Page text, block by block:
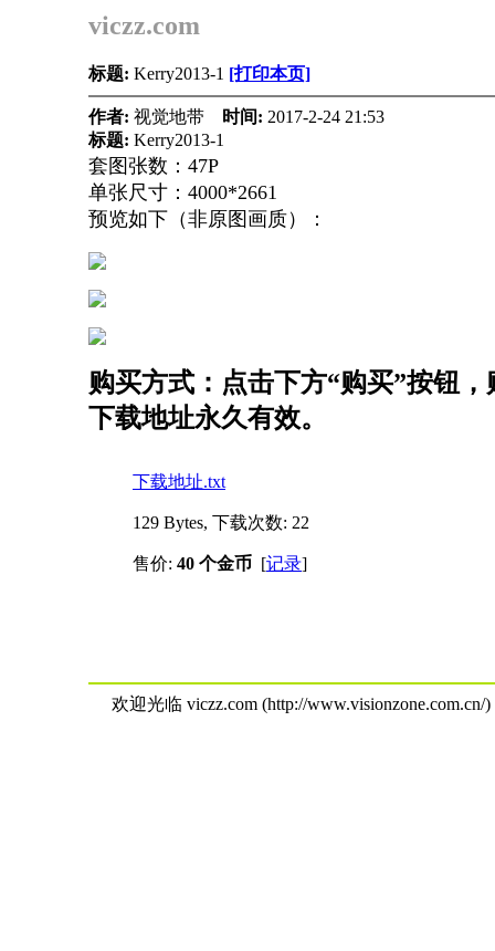
viczz.com
标题: Kerry2013-1 [打印本页]
作者: 视觉地带 时间: 2017-2-24 21:53
标题: Kerry2013-1
套图张数：47P
单张尺寸：4000*2661
预览如下（非原图画质）：
购买方式：点击下方“购买”按钮
下载地址永久有效。
下载地址.txt
129 Bytes, 下载次数: 22
售价: 40 个金币 [记录]
欢迎光临 viczz.com (http://www.visionzone.com.cn/)